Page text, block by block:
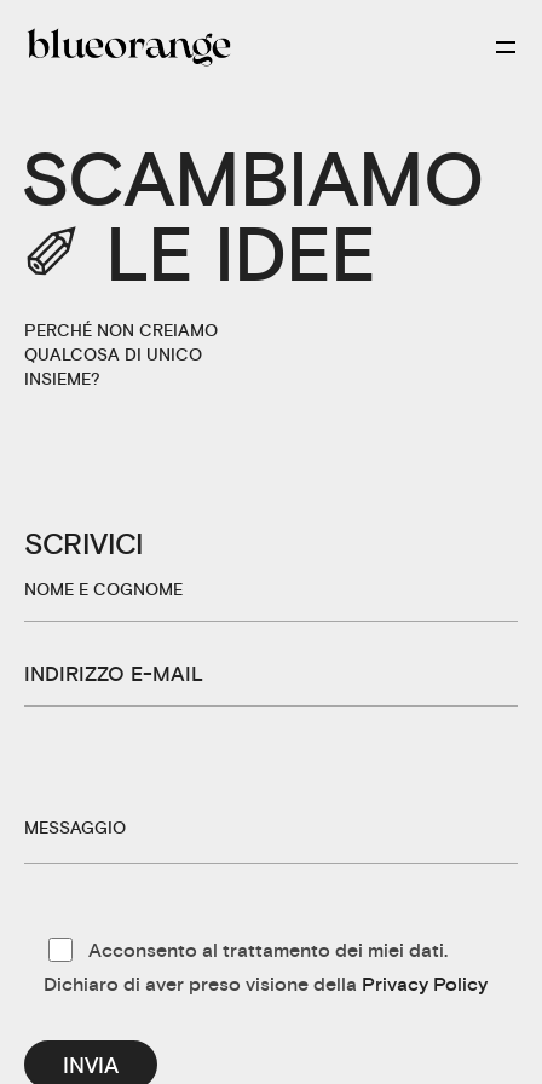
SCAMBIAMO
✐ LE IDEE
PERCHÉ NON CREIAMO
QUALCOSA DI UNICO
INSIEME?
SCRIVICI
Acconsento al trattamento dei miei dati.
Dichiaro di aver preso visione della Privacy Policy